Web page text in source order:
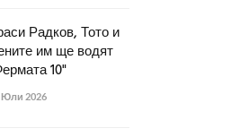
Радков, Тото и
им ще водят
10"
Юли 2026